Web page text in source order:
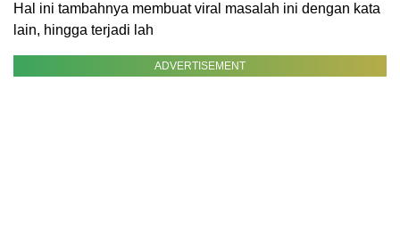
Hal ini tambahnya membuat viral masalah ini dengan kata
lain, hingga terjadi lah
ADVERTISEMENT